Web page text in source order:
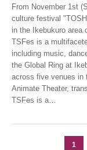
From November 1st
culture festival
in the Ikebukuro area
TSFes is a
including music,
the Global Ring at
across five venues in
Animate Theater,
TSFes is a
1